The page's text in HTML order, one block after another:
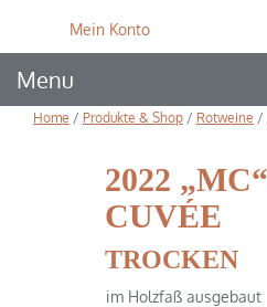
Mein Konto
Menu
Home / Produkte & Shop / Rotweine /
2022
CUVÉE
TROCKEN
im Holzfaß ausgebaut